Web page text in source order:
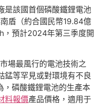
是該國首個磷酸鐵鋰電池
盾（約合國民幣19.84億
，預計2024年第三季度開
場最風行的電池技術之
錳等罕見或對環境有不良
，磷酸鐵鋰電池的生產本
料報價產品價格，適用于